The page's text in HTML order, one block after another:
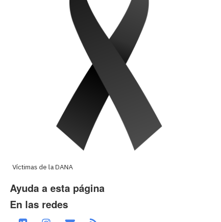
Víctimas de la DANA
Ayuda a esta página
En las redes